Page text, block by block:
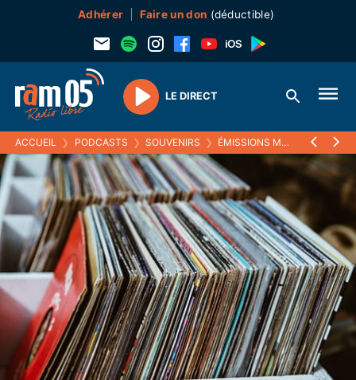
Adhérer Faire un don (déductible)
Play
LE DIRECT
ACCUEIL ❯ PODCASTS ❯ SOUVENIRS ❯ ÉMISSIONS MUSICALES (SOUVENIRS)